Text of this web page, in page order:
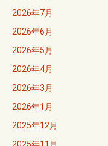
2026年7月
2026年6月
2026年5月
2026年4月
2026年3月
2026年1月
2025年12月